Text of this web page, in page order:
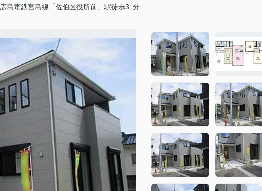
広島電鉄宮島線「佐伯区役所前」駅徒歩31分